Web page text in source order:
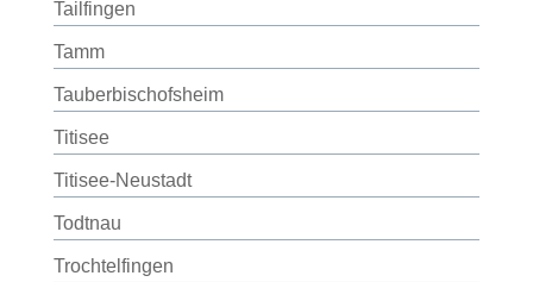
Tailfingen
Tamm
Tauberbischofsheim
Titisee
Titisee-Neustadt
Todtnau
Trochtelfingen